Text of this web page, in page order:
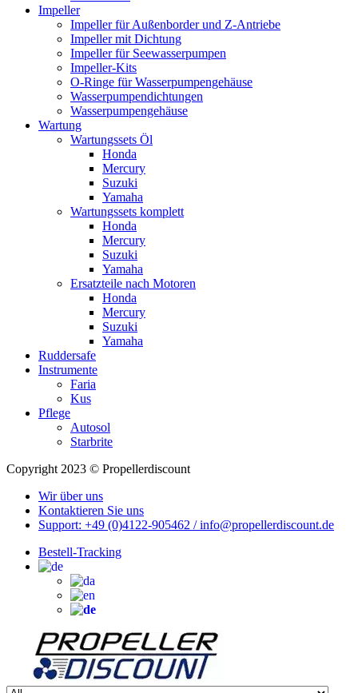
Impeller
Impeller für Außenborder und Z-Antriebe
Impeller mit Dichtung
Impeller für Seewasserpumpen
Impeller-Kits
O-Ringe für Wasserpumpengehäuse
Wasserpumpendichtungen
Wasserpumpengehäuse
Wartung
Wartungssets Öl
Honda
Mercury
Suzuki
Yamaha
Wartungssets komplett
Honda
Mercury
Suzuki
Yamaha
Ersatzteile nach Motoren
Honda
Mercury
Suzuki
Yamaha
Ruddersafe
Instrumente
Faria
Kus
Pflege
Autosol
Starbrite
Copyright 2023 © Propellerdiscount
Wir über uns
Kontaktieren Sie uns
Support: +49 (0)4122-905462 / info@propellerdiscount.de
Bestell-Tracking